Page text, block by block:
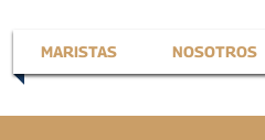
MARISTAS NOSOTROS